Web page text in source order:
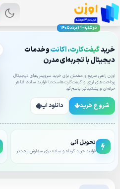
دوشنبه - 19 مرداد 1405
خریدگیفت‌کارت، اکانتوخدمات
دیجیتال با تجربه‌ای مدرن
اوزن راهی سریع و مطمئن برای خرید سرویس‌های دیجیتال،
پرداخت‌های ارزی و گیفت‌کارت‌هاست؛با فرایند ساده، ظاهر
حرفه‌ای و پشتیبانی پاسخ‌گو.
شروع خرید دانلود اپ
تحویل آنی
فرایند خرید کوتاه و ساده برای سفارش راحت‌تر